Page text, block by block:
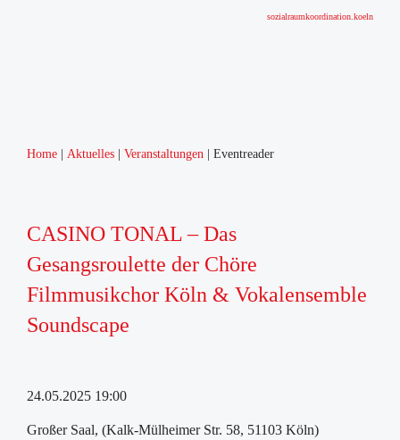
sozialraumkoordination.koeln
Home Aktuelles Veranstaltungen Eventreader
CASINO TONAL – Das
Gesangsroulette der Chöre
Filmmusikchor Köln & Vokalensemble
Soundscape
24.05.2025 19:00
Großer Saal, (Kalk-Mülheimer Str. 58, 51103 Köln)